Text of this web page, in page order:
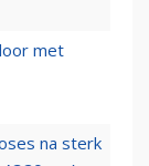
met
na sterk